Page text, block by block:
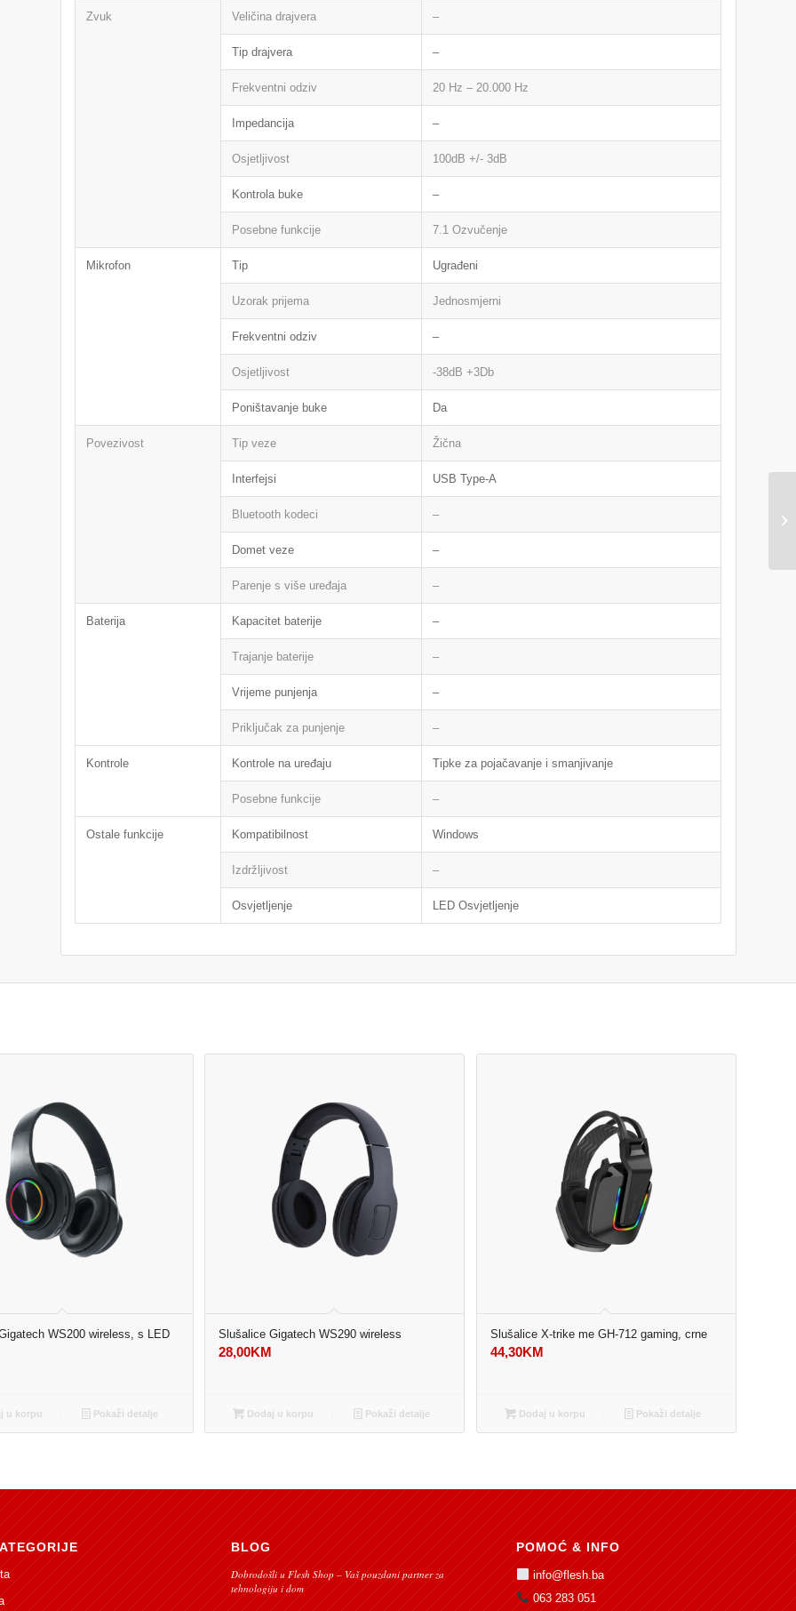
Zvuk Veličina drajvera –
Tip drajvera –
Frekventni odziv 20 Hz – 20.000 Hz
Impedancija –
Osjetljivost 100dB +/- 3dB
Kontrola buke –
Posebne funkcije 7.1 Ozvučenje
Mikrofon Tip Ugrađeni
Uzorak prijema Jednosmjerni
Frekventni odziv –
Osjetljivost -38dB +3Db
Poništavanje buke Da
Povezivost Tip veze Žična
Interfejsi USB Type-A
Bluetooth kodeci –
Domet veze –
Parenje s više uređaja –
Baterija Kapacitet baterije –
Trajanje baterije –
Vrijeme punjenja –
Priključak za punjenje –
Kontrole Kontrole na uređaju Tipke za pojačavanje i smanjivanje
Posebne funkcije –
Ostale funkcije Kompatibilnost Windows
Izdržljivost –
Osvjetljenje LED Osvjetljenje
WS200 wireless, s LED
u korpu Pokaži detalje
Slušalice Gigatech WS290 wireless
28,00KM
Dodaj u korpu Pokaži detalje
Slušalice X-trike me GH-712 gaming, crne
44,30KM
Dodaj u korpu Pokaži detalje
BLOG
Dobrodošli u Flesh Shop – Vaš pouzdani partner za
tehnologiju i dom
POMOĆ & INFO
info@flesh.ba
063 283 051